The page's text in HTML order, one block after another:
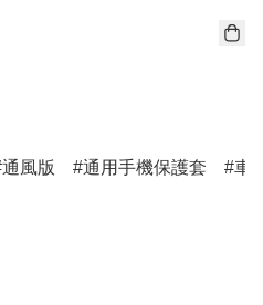
通風版 通用手機保護套
車